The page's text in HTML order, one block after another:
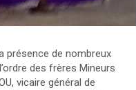
présence de nombreux
des frères Mineurs
vicaire général de